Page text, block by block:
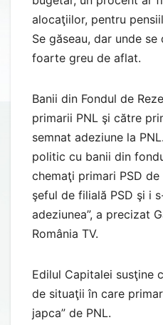
alocaţiilor, pentru
Se găseau, dar unde
foarte greu de aflat.
Banii din Fondul de
primarii PNL şi către
semnat adeziune la
politic cu banii din
chemaţi primari PSD
şeful de filială PSD şi i
adeziunea”, a precizat
România TV.
Edilul Capitalei susţine
de situaţii în care
japca” de PNL.